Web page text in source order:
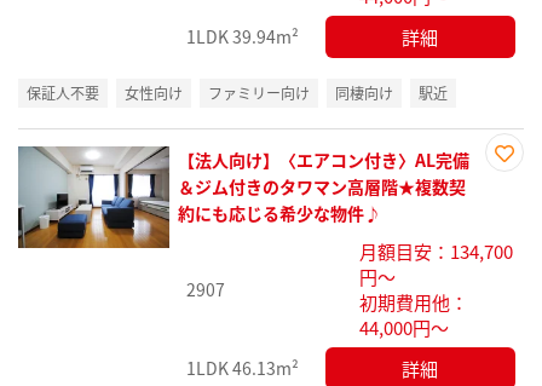
1LDK39.94m² 詳細
保証人不要 女性向け ファミリー向け 同棲向け 駅近
録
【法人向け】〈エアコン付き〉AL完備
＆ジム付きのタワマン高層階★複数契
約にも応じる希少な物件♪
2907
月額目安：134,700
円～
初期費用他：
44,000円～
1LDK46.13m² 詳細